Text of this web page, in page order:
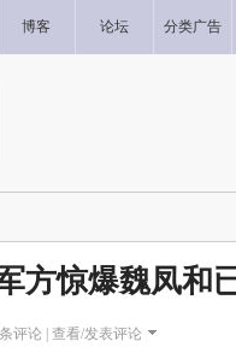
博客 论坛 分类广告
方惊爆魏凤和
条评论 | 查看/发表评论